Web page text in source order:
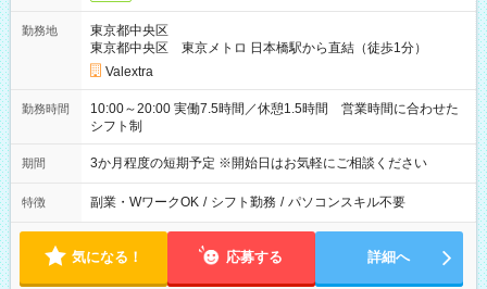
勤務地
東京都中央区
東京都中央区 東京メトロ 日本橋駅から直結（徒歩1分）
Valextra
勤務時間
10:00～20:00 実働7.5時間／休憩1.5時間 営業時間に合わせた
シフト制
期間 3か月程度の短期予定 ※開始日はお気軽にご相談ください
特徴 副業・WワークOK / シフト勤務 / パソコンスキル不要
気になる！ 応募する 詳細へ